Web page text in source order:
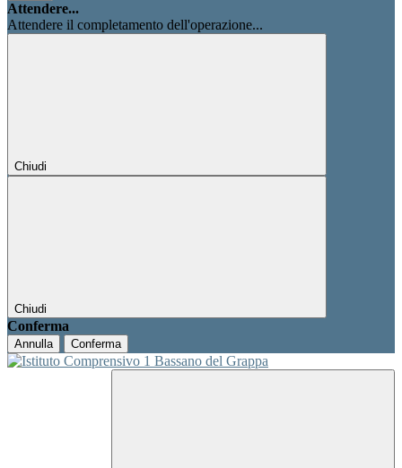
Attendere...
Attendere il completamento dell'operazione...
Chiudi
Chiudi
Conferma
Annulla Conferma